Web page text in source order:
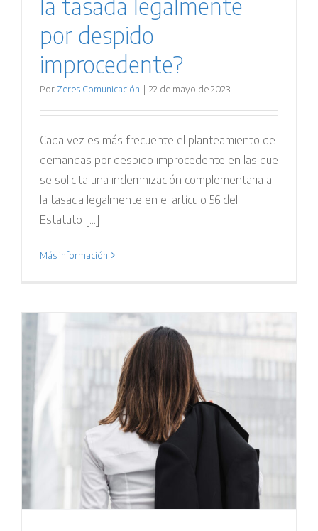
por despido
improcedente?
Por Zeres Comunicación | 22 de mayo de 2023
Cada vez es más frecuente el planteamiento de
demandas por despido improcedente en las que
se solicita una indemnización complementaria a
la tasada legalmente en el artículo 56 del
Estatuto [...]
Más información